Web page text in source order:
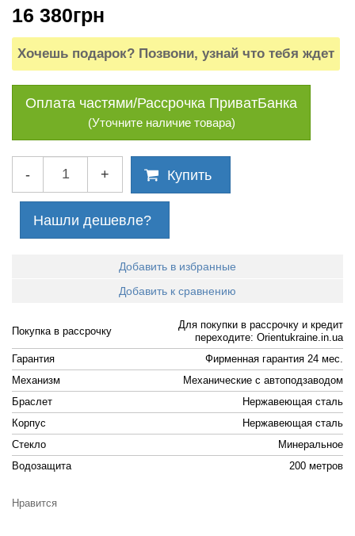
16 380грн
Хочешь подарок? Позвони, узнай что тебя ждет
Оплата частями/Рассрочка ПриватБанка
(Уточните наличие товара)
- + Купить
Нашли дешевле?
Добавить в избранные
Добавить к сравнению
Покупка в рассрочку
Для покупки в рассрочку и кредит
переходите: Orientukraine.in.ua
Гарантия
Фирменная гарантия 24 мес.
Механизм
Механические с автоподзаводом
Браслет
Нержавеющая сталь
Корпус
Нержавеющая сталь
Стекло
Минеральное
Водозащита
200 метров
Нравится